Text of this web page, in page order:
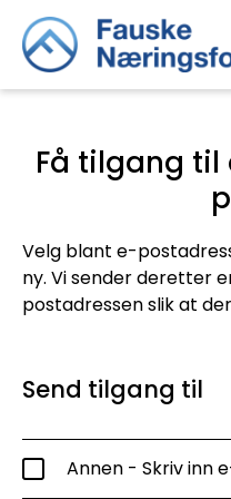
Få tilgang til
Velg blant e-
ny. Vi sender deretter
postadressen slik at
Send tilgang til
Annen - Skriv inn